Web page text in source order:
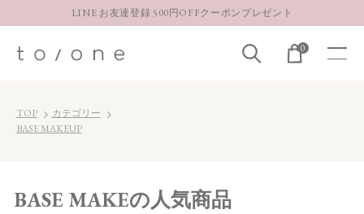
LINE お友達登録 500円OFFクーポンプレゼント
お得な定期購入コースはこちら
0
TOP
カテゴリー
BASE MAKEUP
BASE MAKEの人気商品